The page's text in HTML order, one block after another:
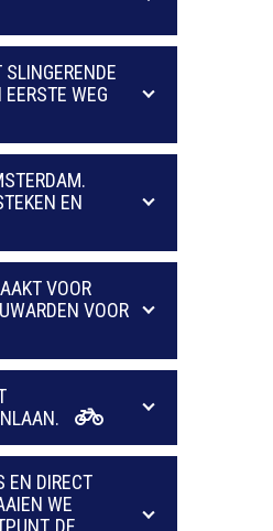
WEG
EN
VOOR
VOOR
EN DIRECT
WE
DE